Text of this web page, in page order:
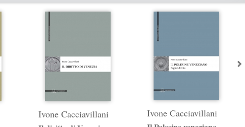
Ivone Cacciavillani Ivone Cacciavillani